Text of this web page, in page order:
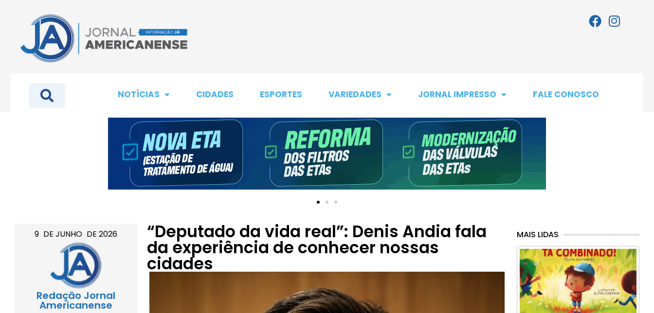
NOTÍCIAS CIDADES ESPORTES VARIEDADES JORNAL IMPRESSO FALE CONOSCO
9 DE JUNHO DE 2026
Redação Jornal
Americanense
“Deputado da vida real”: Denis Andia fala
da experiência de conhecer nossas
cidades
MAIS LIDAS